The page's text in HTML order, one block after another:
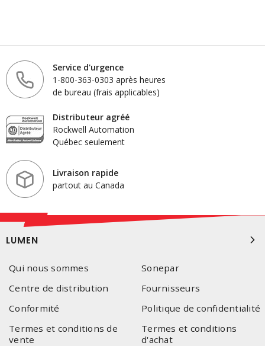
Service d'urgence
1-800-363-0303 après heures
de bureau (frais applicables)
Distributeur agréé
Rockwell Automation
Québec seulement
Livraison rapide
partout au Canada
LUMEN
Qui nous sommes
Sonepar
Centre de distribution
Fournisseurs
Conformité
Politique de confidentialité
Termes et conditions de
vente
Termes et conditions
d'achat